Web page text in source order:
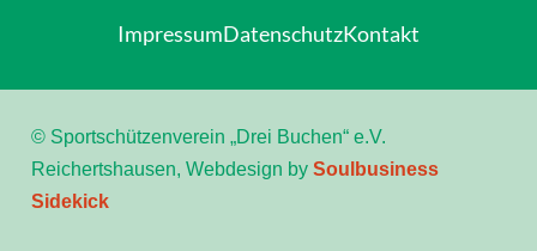
ImpressumDatenschutzKontakt
© Sportschützenverein „Drei Buchen“ e.V.
Reichertshausen, Webdesign by Soulbusiness
Sidekick